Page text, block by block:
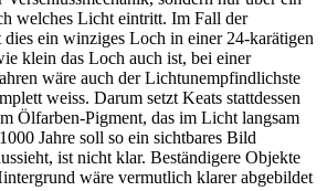
welches Licht eintritt. Im Fall der
ein winziges Loch in einer 24-karätigen
klein das Loch auch ist, bei einer
wäre auch der Lichtunempfindlichste
weiss. Darum setzt Keats stattdessen
Ölfarben-Pigment, das im Licht langsam
Jahre soll so ein sichtbares Bild
ist nicht klar. Beständigere Objekte
wäre vermutlich klarer abgebildet